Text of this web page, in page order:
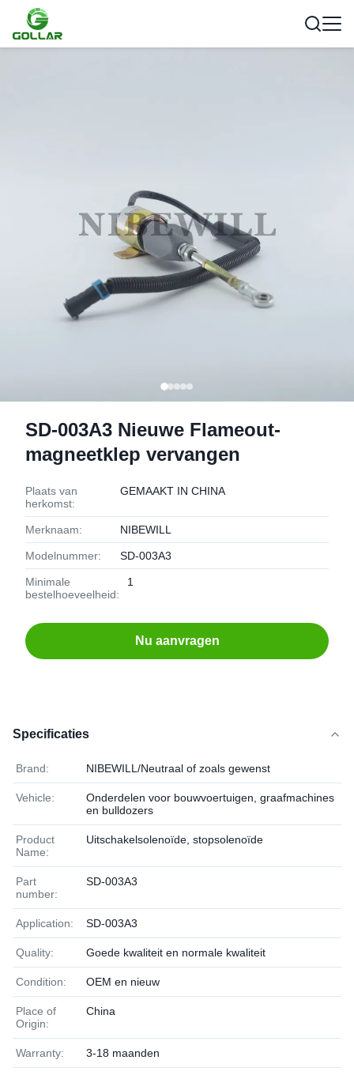
SD-003A3 Nieuwe Flameout-
magneetklep vervangen
Plaats van
herkomst:
GEMAAKT IN CHINA
Merknaam: NIBEWILL
Modelnummer: SD-003A3
Minimale
bestelhoeveelheid:
1
Nu aanvragen
Specificaties
Brand: NIBEWILL/Neutraal of zoals gewenst
Vehicle:
Onderdelen voor bouwvoertuigen, graafmachines
en bulldozers
Product
Name:
Uitschakelsolenoïde, stopsolenoïde
Part
number:
SD-003A3
Application: SD-003A3
Quality: Goede kwaliteit en normale kwaliteit
Condition: OEM en nieuw
Place of
Origin:
China
Warranty: 3-18 maanden